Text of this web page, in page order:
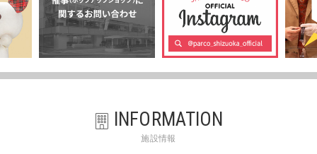
INFORMATION
施設情報